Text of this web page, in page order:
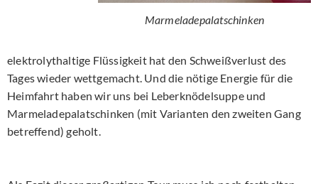
Marmeladepalatschinken
elektrolythaltige Flüssigkeit hat den Schweißverlust des
Tages wieder wettgemacht. Und die nötige Energie für die
Heimfahrt haben wir uns bei Leberknödelsuppe und
Marmeladepalatschinken (mit Varianten den zweiten Gang
betreffend) geholt.